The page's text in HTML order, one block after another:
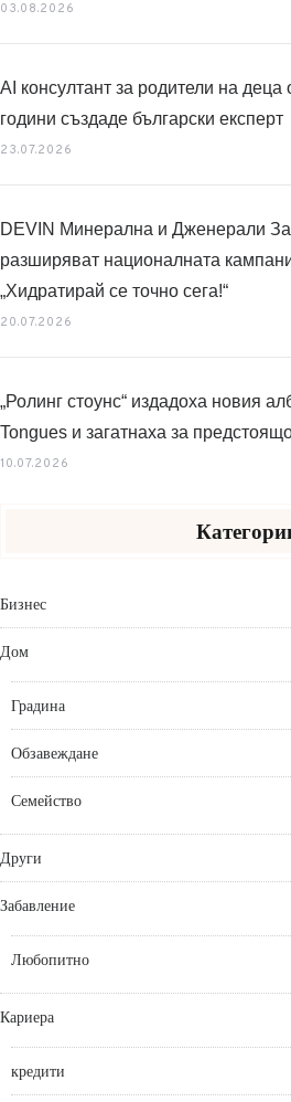
03.08.2026
AI консултант за родители на деца
години създаде български експерт
23.07.2026
DEVIN Минерална и Дженерали
разширяват националната
„Хидратирай се точно сега!“
20.07.2026
„Ролинг стоунс“ издадоха новия
Tongues и загатнаха за
10.07.2026
Бизнес
Дом
Градина
Обзавеждане
Семейство
Други
Забавление
Любопитно
Кариера
кредити